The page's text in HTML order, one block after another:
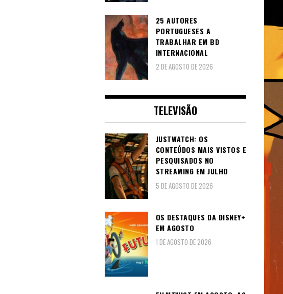
25 AUTORES
PORTUGUESES A
TRABALHAR EM BD
INTERNACIONAL
2 DE AGOSTO DE 2026
TELEVISÃO
JUSTWATCH: OS
CONTEÚDOS MAIS VISTOS E
PESQUISADOS NO
STREAMING EM JULHO
5 DE AGOSTO DE 2026
OS DESTAQUES DA DISNEY+
EM AGOSTO
1 DE AGOSTO DE 2026